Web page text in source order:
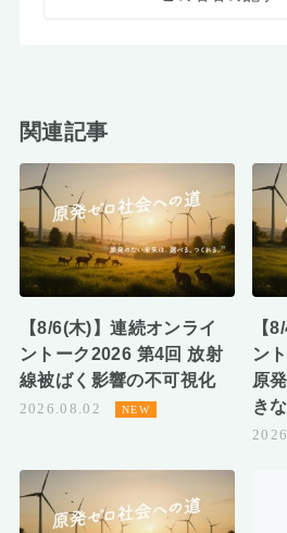
関連記事
【8/6(木)】連続オンライ
ントーク2026 第4回 放射
線被ばく影響の不可視化
2026.08.02
【
ン
原
き